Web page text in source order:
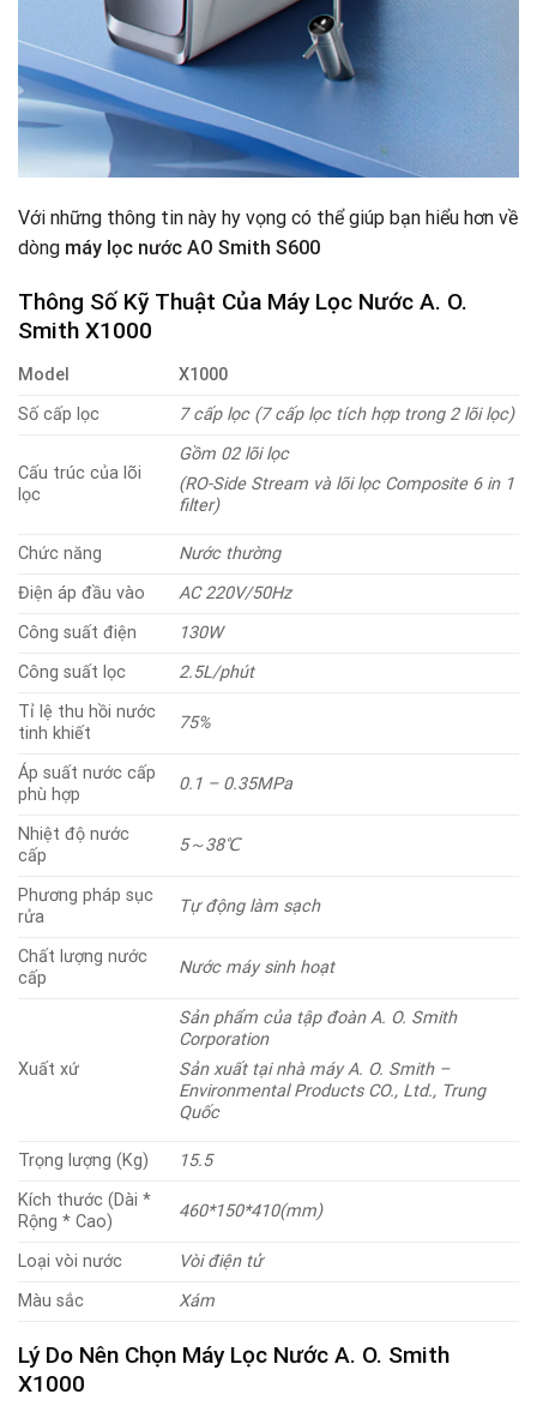
Với những thông tin này hy vọng có thể giúp bạn hiểu hơn về
dòng máy lọc nước AO Smith S600
Thông Số Kỹ Thuật Của Máy Lọc Nước A. O.
Smith X1000
Model
X1000
Số cấp lọc
7 cấp lọc (7 cấp lọc tích hợp trong 2 lõi lọc)
Cấu trúc của lõi
lọc
Gồm 02 lõi lọc
(RO-Side Stream và lõi lọc Composite 6 in 1
filter)
Chức năng
Nước thường
Điện áp đầu vào
AC 220V/50Hz
Công suất điện
130W
Công suất lọc
2.5L/phút
Tỉ lệ thu hồi nước
tinh khiết
75%
Áp suất nước cấp
phù hợp
0.1 – 0.35MPa
Nhiệt độ nước
cấp
5～38℃
Phương pháp sục
rửa
Tự động làm sạch
Chất lượng nước
cấp
Nước máy sinh hoạt
Xuất xứ
Sản phẩm của tập đoàn A. O. Smith
Corporation
Sản xuất tại nhà máy A. O. Smith –
Environmental Products CO., Ltd., Trung
Quốc
Trọng lượng (Kg)
15.5
Kích thước (Dài *
Rộng * Cao)
460*150*410(mm)
Loại vòi nước
Vòi điện tử
Màu sắc
Xám
Lý Do Nên Chọn Máy Lọc Nước A. O. Smith
X1000